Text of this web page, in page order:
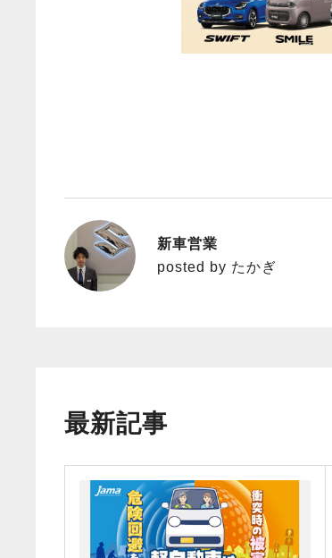
たかぎ
新車営業
posted by たかぎ
最新記事